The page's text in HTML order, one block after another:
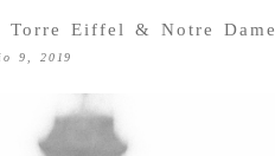
Eiffel & Notre Dame
9, 2019